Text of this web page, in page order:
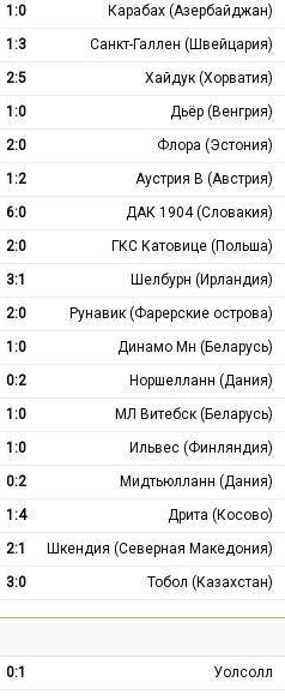
1:0
Карабах (Азербайджан)
1:3
Санкт-Галлен (Швейцария)
2:5
Хайдук (Хорватия)
1:0
Дьёр (Венгрия)
2:0
Флора (Эстония)
1:2
Аустрия В (Австрия)
6:0
ДАК 1904 (Словакия)
2:0
ГКС Катовице (Польша)
3:1
Шелбурн (Ирландия)
2:0
Рунавик (Фарерские острова)
1:0
Динамо Мн (Беларусь)
0:2
Норшелланн (Дания)
1:0
МЛ Витебск (Беларусь)
1:0
Ильвес (Финляндия)
0:2
Мидтьюлланн (Дания)
1:4
Дрита (Косово)
2:1
Шкендия (Северная Македония)
3:0 Тобол (Казахстан)
0:1 Уолсолл